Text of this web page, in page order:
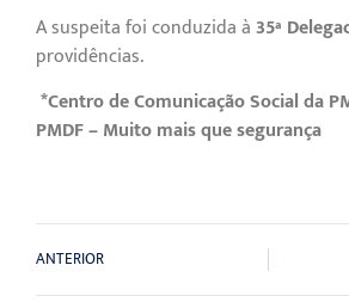
A suspeita foi conduzida à35ª
providências.
*Centro de Comunicação Social da
PMDF – Muito mais que segurança
ANTERIOR